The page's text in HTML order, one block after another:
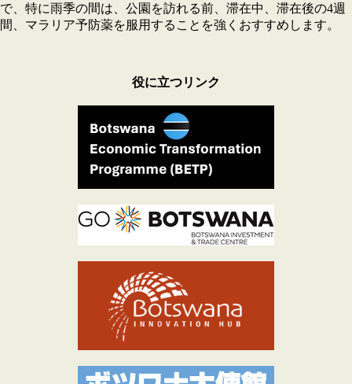
で、特に雨季の間は、公園を訪れる前、滞在中、滞在後の4週
間、マラリア予防薬を服用することを強くおすすめします。
役に立つリンク